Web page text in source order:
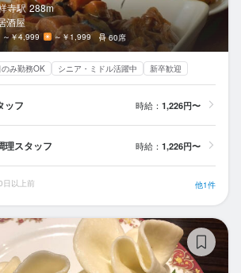
寺駅 288m
酒屋
～￥4,999 ～￥1,999 60席
み勤務OK シニア・ミドル活躍中 新卒歓迎
ッフ 時給： 1,226円〜
理スタッフ 時給： 1,226円〜
日以上前 他1件